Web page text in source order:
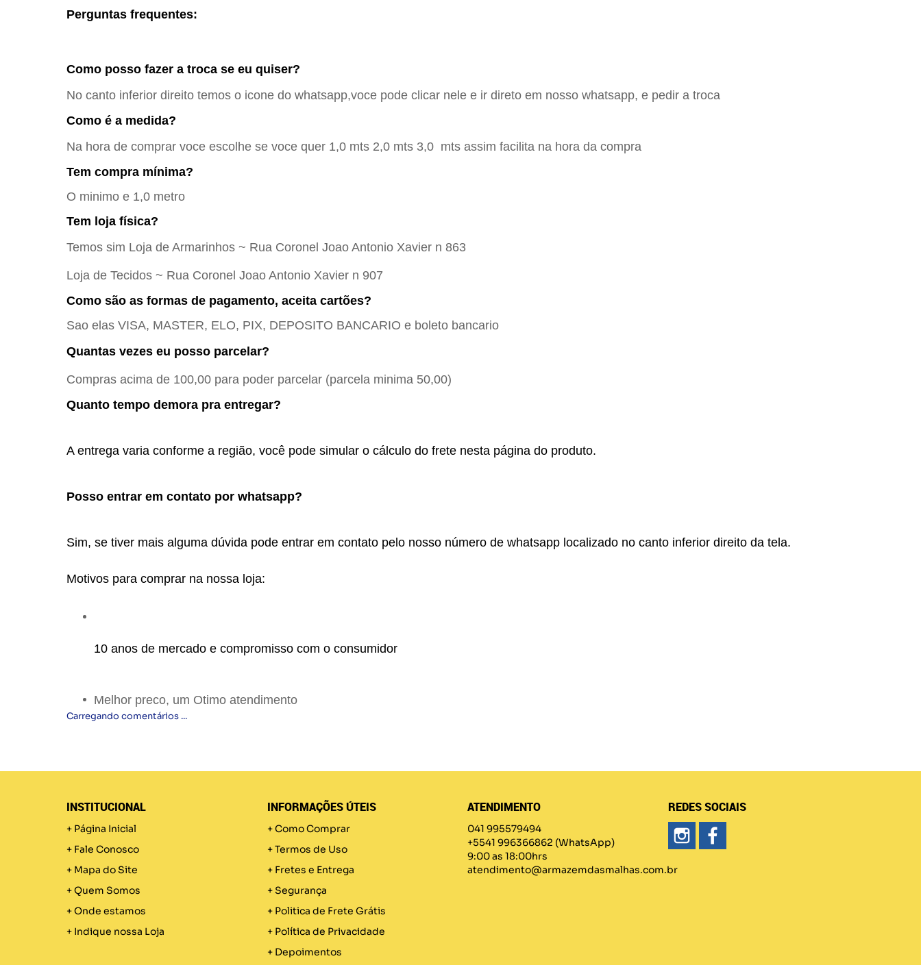
Perguntas frequentes:
Como posso fazer a troca se eu quiser?
No canto inferior direito temos o icone do whatsapp,voce pode clicar nele e ir direto em nosso whatsapp, e pedir a troca
Como é a medida?
Na hora de comprar voce escolhe se voce quer 1,0 mts 2,0 mts 3,0 mts assim facilita na hora da compra
Tem compra mínima?
O minimo e 1,0 metro
Tem loja física?
Temos sim Loja de Armarinhos ~ Rua Coronel Joao Antonio Xavier n 863
Loja de Tecidos ~ Rua Coronel Joao Antonio Xavier n 907
Como são as formas de pagamento, aceita cartões?
Sao elas VISA, MASTER, ELO, PIX, DEPOSITO BANCARIO e boleto bancario
Quantas vezes eu posso parcelar?
Compras acima de 100,00 para poder parcelar (parcela minima 50,00)
Quanto tempo demora pra entregar?
A entrega varia conforme a região, você pode simular o cálculo do frete nesta página do produto.
Posso entrar em contato por whatsapp?
Sim, se tiver mais alguma dúvida pode entrar em contato pelo nosso número de whatsapp localizado no canto inferior direito da tela.
Motivos para comprar na nossa loja:
10 anos de mercado e compromisso com o consumidor
Melhor preco, um Otimo atendimento
Carregando comentários ...
INSTITUCIONAL
Página Inicial
Fale Conosco
Mapa do Site
Quem Somos
Onde estamos
Indique nossa Loja
INFORMAÇÕES ÚTEIS
Como Comprar
Termos de Uso
Fretes e Entrega
Segurança
Politica de Frete Grátis
Política de Privacidade
Depoimentos
ATENDIMENTO
041 995579494
+5541 996366862 (WhatsApp)
9:00 as 18:00hrs
atendimento@armazemdasmalhas.com.br
REDES SOCIAIS